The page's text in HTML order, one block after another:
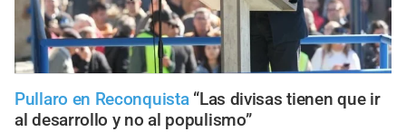
Pullaro en Reconquista “Las divisas tienen que ir
al desarrollo y no al populismo”